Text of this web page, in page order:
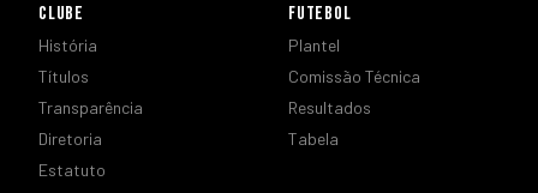
CLUBE
História
Títulos
Transparência
Diretoria
Estatuto
FUTEBOL
Plantel
Comissão Técnica
Resultados
Tabela